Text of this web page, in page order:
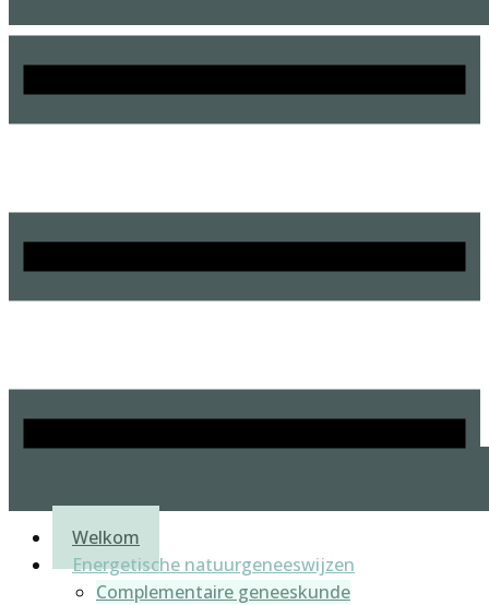
Welkom
Energetische natuurgeneeswijzen
Complementaire geneeskunde